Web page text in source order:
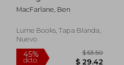
a travelling doctor (en
Inglés)
MacFarlane, Ben
Lume Books, Tapa Blanda,
Nuevo